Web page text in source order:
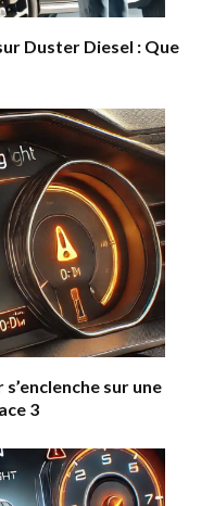
Duster Diesel : Que
sur une
3